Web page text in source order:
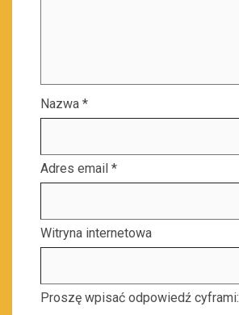
Nazwa *
Adres email *
Witryna internetowa
Proszę wpisać odpowiedź cyframi: